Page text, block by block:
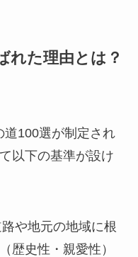
れた理由とは？
道100選が制定され
以下の基準が設け
や地元の地域に根
歴史性・親愛性）